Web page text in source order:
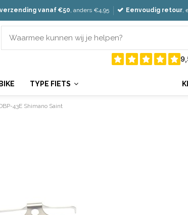
vanaf €50, anders €4,95 Eenvoudig retour,
TYPE FIETS
43E Shimano Saint